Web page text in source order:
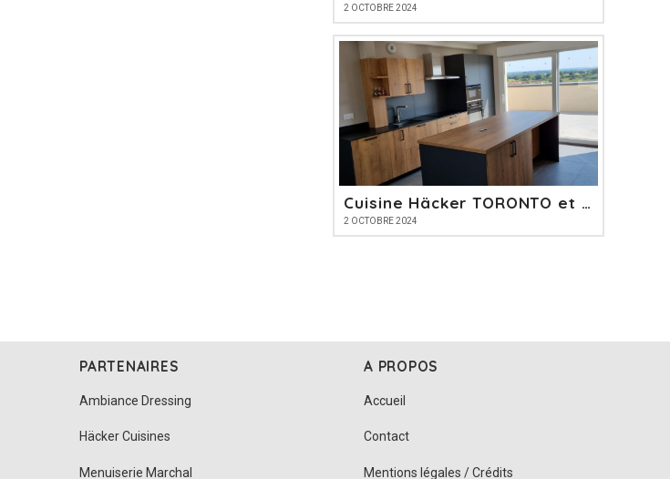
2 OCTOBRE 2024
Cuisine Häcker TORONTO et PERFECT SOFT
2 OCTOBRE 2024
PARTENAIRES
Ambiance Dressing
Häcker Cuisines
Menuiserie Marchal
A PROPOS
Accueil
Contact
Mentions légales / Crédits